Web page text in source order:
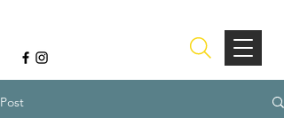
Post